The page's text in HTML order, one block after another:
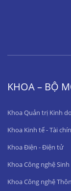
KHOA – BỘ
Khoa Quản trị Kinh
Khoa Kinh tế - Tài
Khoa Điện - Điện tử
Khoa Công nghệ
Khoa Công nghệ